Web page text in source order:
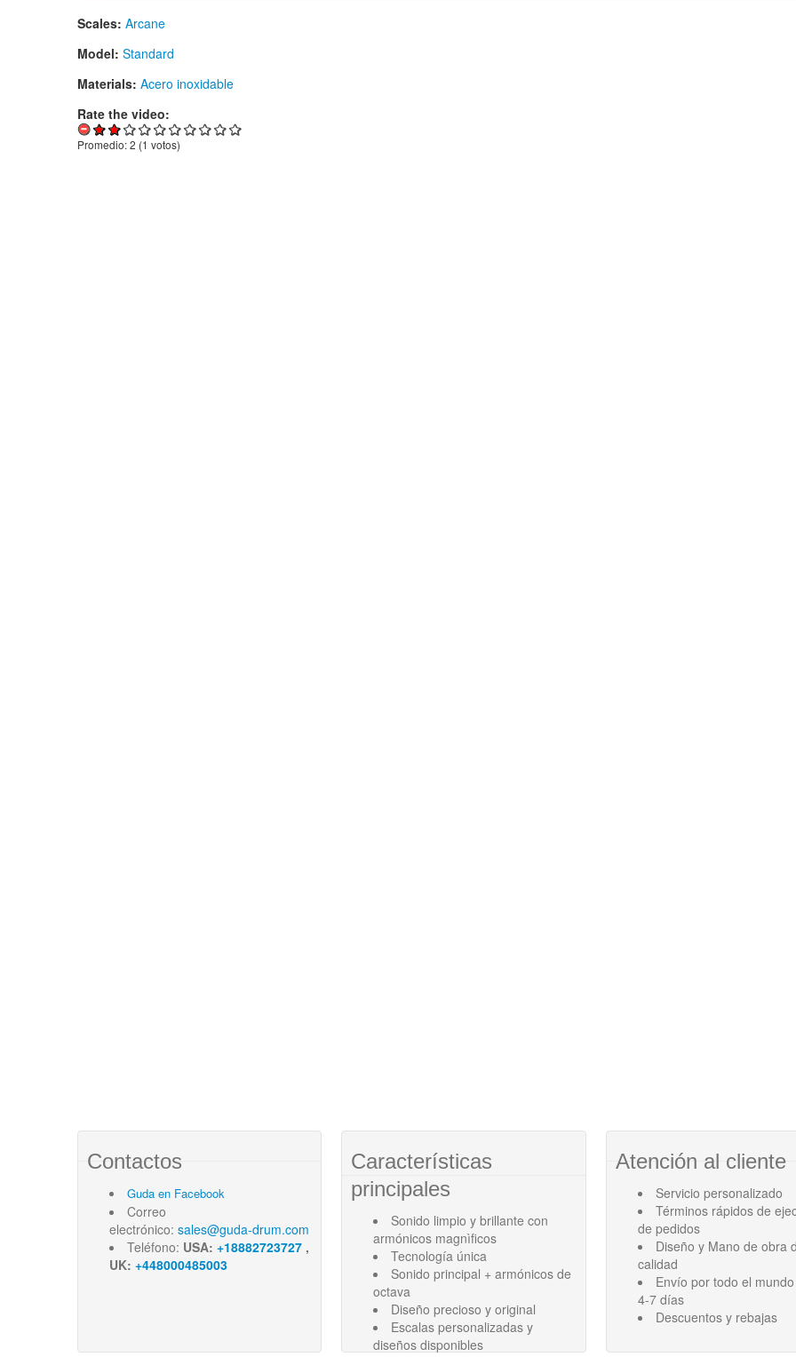
Scales: Arcane
Model: Standard
Materials: Acero inoxidable
Rate the video:
Promedio:2 (1 votos)
Contactos
Guda en Facebook
Correo
electrónico: sales@guda-drum.com
Teléfono: USA: +18882723727 ,
UK: +448000485003
Características
principales
Sonido limpio y brillante con
armónicos magnìficos
Tecnología única
Sonido principal + armónicos de
octava
Diseño precioso y original
Escalas personalizadas y
diseños disponibles
Atención al cliente
Servicio personalizado
Términos rápidos de
de pedidos
Diseño y Mano de obra
calidad
Envío por todo el
4-7 días
Descuentos y rebajas